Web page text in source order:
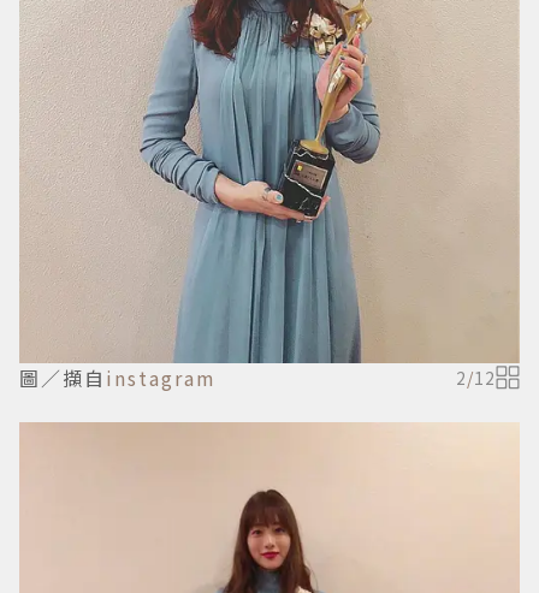
圖／擷自 instagram 2/12